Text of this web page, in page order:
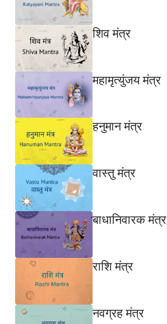
शिव मंत्र
महामृत्युंजय मंत्र
हनुमान मंत्र
वास्तु मंत्र
बाधानिवारक मंत्र
राशि मंत्र
नवग्रह मंत्र